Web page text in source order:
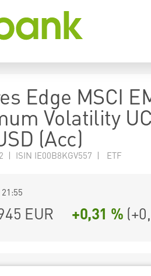
Edge MSCI
Volatility
(Acc)
| ISIN IE00B8KGV557 | ETF
EUR +0,31 % (